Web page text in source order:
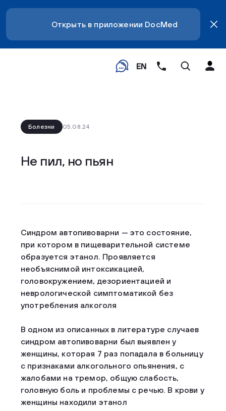
Открыть в приложении DocMed
EN
Болезни 05.08.24
Не пил, но пьян
Синдром автопивоварни — это состояние,
при котором в пищеварительной системе
образуется этанол. Проявляется
необъяснимой интоксикацией,
головокружением, дезориентацией и
неврологической симптоматикой без
употребления алкоголя
В одном из описанных в литературе случаев
синдром автопивоварни был выявлен у
женщины, которая 7 раз попадала в больницу
с признаками алкогольного опьянения, с
жалобами на тремор, общую слабость,
головную боль и проблемы с речью. В крови у
женщины находили этанол